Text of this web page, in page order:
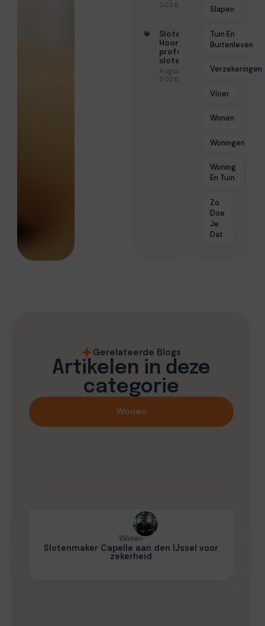
2026
Slotenmaker
Hoorn voor
professionele
slotenservice
Augustus 3,
2026
Slapen
Tuin En
Buitenleven
Verzekeringen
Vloer
Wonen
Woningen
Woning
En Tuin
Zo
Doe
Je
Dat
Gerelateerde Blogs
Artikelen in deze
categorie
Wonen
Wonen
Slotenmaker Capelle aan den IJssel voor
zekerheid